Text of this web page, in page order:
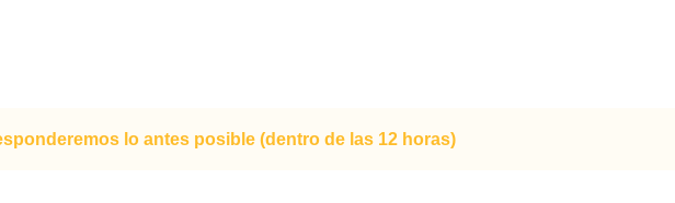
lo antes posible (dentro de las 12 horas)